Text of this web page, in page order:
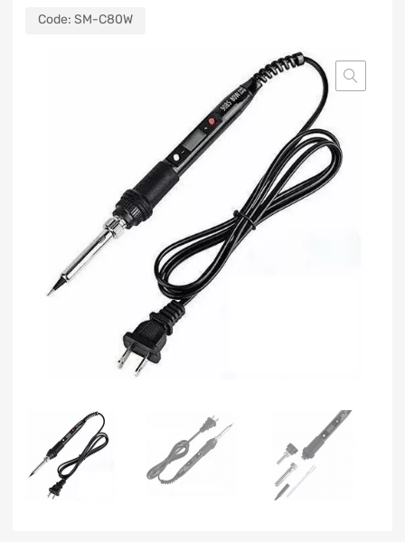
Code: SM-C80W